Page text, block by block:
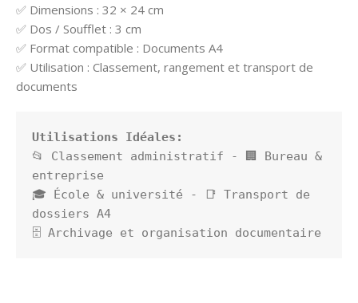
✅ Dimensions : 32 × 24 cm
✅ Dos / Soufflet : 3 cm
✅ Format compatible : Documents A4
✅ Utilisation : Classement, rangement et transport de
documents
📂 Classement administratif - 🏢 Bureau &
entreprise
🎓 École & université - 📑 Transport de
dossiers A4
🗄️ Archivage et organisation documentaire